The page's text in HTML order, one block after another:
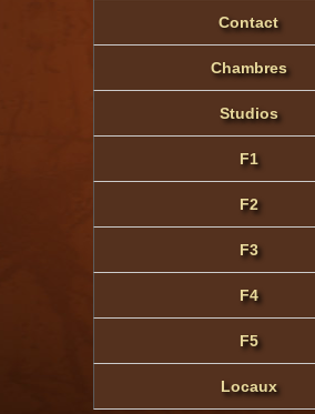
Contact
Chambres
Studios
F1
F2
F3
F4
F5
Locaux